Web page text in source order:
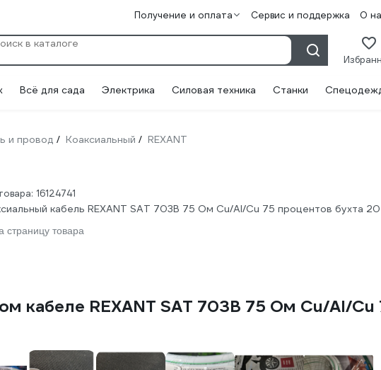
Получение и оплата Сервис и поддержка О
Всё для сада Электрика Силовая техника Станки
и провод / Коаксиальный / REXANT
16124741
кабель REXANT SAT 703B 75 Ом Cu/Al/Cu 75 процентов бухта
страницу товара
кабеле REXANT SAT 703B 75 Ом Cu/Al/